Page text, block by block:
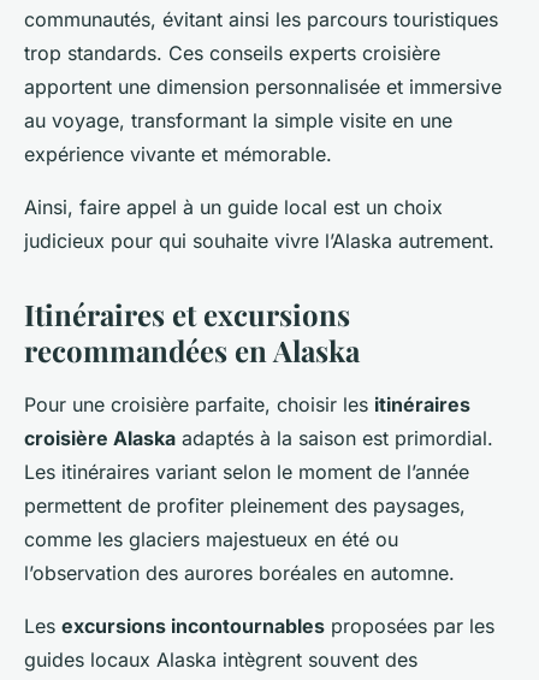
communautés, évitant ainsi les parcours touristiques
trop standards. Ces conseils experts croisière
apportent une dimension personnalisée et immersive
au voyage, transformant la simple visite en une
expérience vivante et mémorable.
Ainsi, faire appel à un guide local est un choix
judicieux pour qui souhaite vivre l’Alaska autrement.
Itinéraires et excursions
recommandées en Alaska
Pour une croisière parfaite, choisir les itinéraires
croisière Alaska adaptés à la saison est primordial.
Les itinéraires variant selon le moment de l’année
permettent de profiter pleinement des paysages,
comme les glaciers majestueux en été ou
l’observation des aurores boréales en automne.
Les excursions incontournables proposées par les
guides locaux Alaska intègrent souvent des